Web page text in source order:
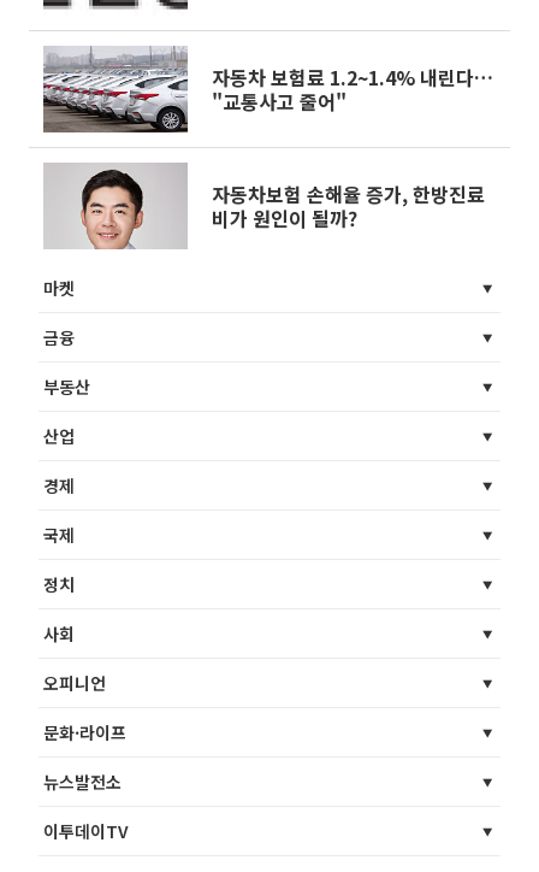
자동차 보험료 1.2~1.4% 내린다…
"교통사고 줄어"
자동차보험 손해율 증가, 한방진료
비가 원인이 될까?
마켓
금융
부동산
산업
경제
국제
정치
사회
오피니언
문화·라이프
뉴스발전소
이투데이TV